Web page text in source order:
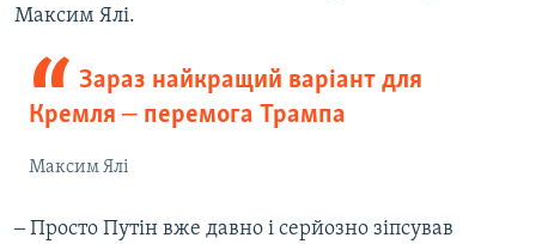
Максим Ялі.
Зараз найкращий варіант для
Кремля ‒ перемога Трампа
Максим Ялі
‒ Просто Путін вже давно і серйозно зіпсував